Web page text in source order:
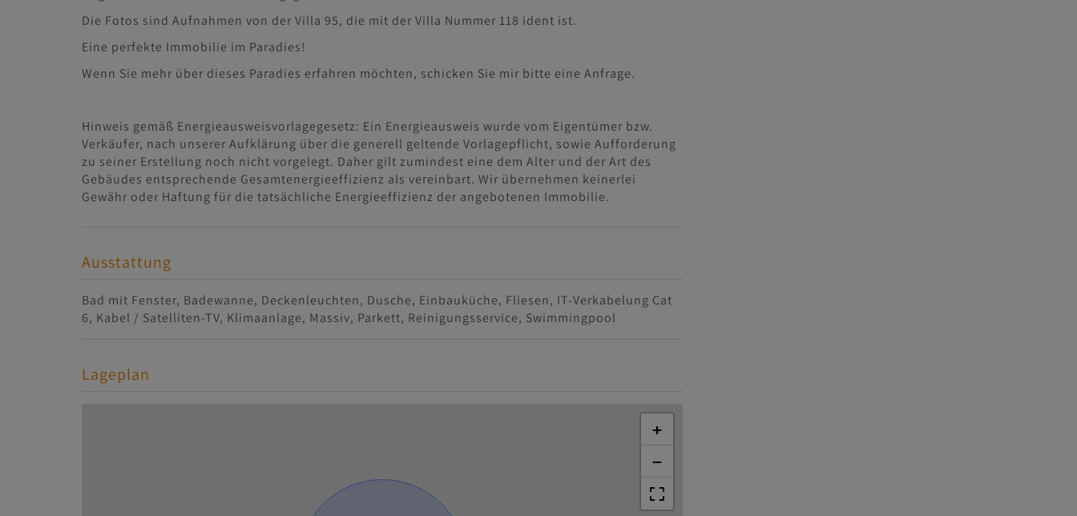
Die Fotos sind Aufnahmen von der Villa 95, die mit der Villa Nummer 118 ident ist.
Eine perfekte Immobilie im Paradies!
Wenn Sie mehr über dieses Paradies erfahren möchten, schicken Sie mir bitte eine Anfrage.
Hinweis gemäß Energieausweisvorlagegesetz: Ein Energieausweis wurde vom Eigentümer bzw.
Verkäufer, nach unserer Aufklärung über die generell geltende Vorlagepflicht, sowie Aufforderung
zu seiner Erstellung noch nicht vorgelegt. Daher gilt zumindest eine dem Alter und der Art des
Gebäudes entsprechende Gesamtenergieeffizienz als vereinbart. Wir übernehmen keinerlei
Gewähr oder Haftung für die tatsächliche Energieeffizienz der angebotenen Immobilie.
Ausstattung
Bad mit Fenster Badewanne Deckenleuchten Dusche Einbauküche Fliesen IT-Verkabelung Cat
6 Kabel / Satelliten-TV Klimaanlage Massiv Parkett Reinigungsservice Swimmingpool
Lageplan
+
−